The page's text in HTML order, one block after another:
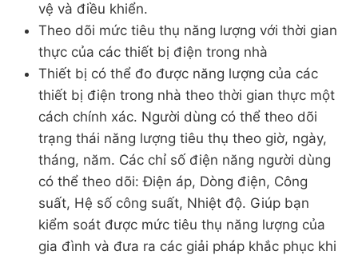
vệ và điều khiển.
Theo dõi mức tiêu thụ năng lượng với thời gian
thực của các thiết bị điện trong nhà
Thiết bị có thể đo được năng lượng của các
thiết bị điện trong nhà theo thời gian thực một
cách chính xác. Người dùng có thể theo dõi
trạng thái năng lượng tiêu thụ theo giờ, ngày,
tháng, năm. Các chỉ số điện năng người dùng
có thể theo dõi: Điện áp, Dòng điện, Công
suất, Hệ số công suất, Nhiệt độ. Giúp bạn
kiểm soát được mức tiêu thụ năng lượng của
gia đình và đưa ra các giải pháp khắc phục khi